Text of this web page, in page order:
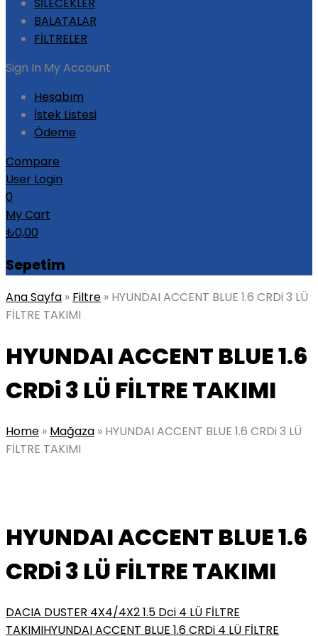
BALATALAR
FİLTRELER
Sign In My Account
Hesabım
İstek Listesi
Ödeme
Compare
User Login
0
My Cart
₺0,00
Sepetim
Ana Sayfa » Filtre » HYUNDAI ACCENT BLUE 1.6 CRDi 3 LÜ
FİLTRE TAKIMI
HYUNDAI ACCENT BLUE 1.6
CRDi 3 LÜ FİLTRE TAKIMI
Home » Mağaza » HYUNDAI ACCENT BLUE 1.6 CRDi 3 LÜ
FİLTRE TAKIMI
HYUNDAI ACCENT BLUE 1.6
CRDi 3 LÜ FİLTRE TAKIMI
DACIA DUSTER 4X4/4X2 1.5 Dci 4 LÜ FİLTRE
TAKIMIHYUNDAI ACCENT BLUE 1.6 CRDi 4 LÜ FİLTRE